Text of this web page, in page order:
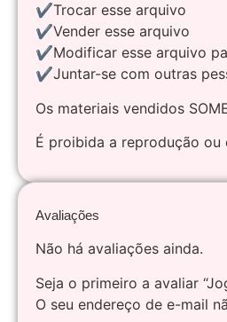
✔Trocar esse arquivo
✔Vender esse arquivo
✔Modificar esse arquivo
✔Juntar-se com outras
Os materiais vendidos
É proibida a reprodução
Avaliações
Não há avaliações ainda.
Seja o primeiro a avaliar
O seu endereço de e-mail